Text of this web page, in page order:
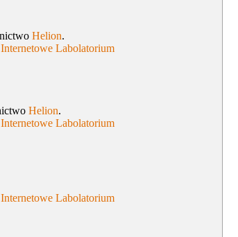
Helion.
Internetowe Labolatorium
Helion.
Internetowe Labolatorium
Internetowe Labolatorium